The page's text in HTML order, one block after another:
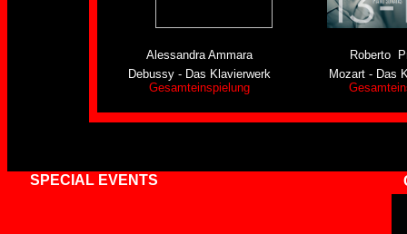
Alessandra Ammara
Roberto
Debussy - Das Klavierwerk
Gesamteinspielung
Mozart - Das
SPECIAL EVENTS